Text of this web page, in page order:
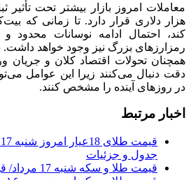
هزار دلاری قرار دارد. تا زمانی که
کند، احتمال ادامه نوسانات محدود
رمزارزهای بزرگ نیز وجود خواهد داشت.
همچنان تحولات اقتصاد کلان و جریان
دقت دنبال می‌کنند زیرا این عوامل
در روزهای آینده را مشخص کنند.
اخبار مرتبط
جدول و جزئیات
قیمت طلا و سکه شنبه 17 مرداد/ قیمت‌ها افزایشی